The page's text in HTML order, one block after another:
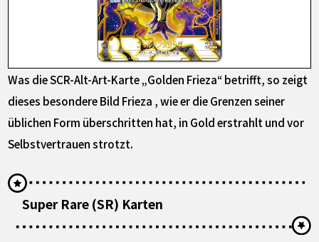
Was die SCR-Alt-Art-Karte „Golden Frieza“ betrifft, so zeigt
dieses besondere Bild Frieza , wie er die Grenzen seiner
üblichen Form überschritten hat, in Gold erstrahlt und vor
Selbstvertrauen strotzt.
Super Rare (SR) Karten